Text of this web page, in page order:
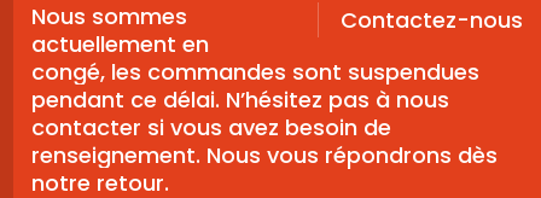
Contactez-nous
Nous sommes
actuellement en
congé, les commandes sont suspendues
pendant ce délai. N’hésitez pas à nous
contacter si vous avez besoin de
renseignement. Nous vous répondrons dès
notre retour.